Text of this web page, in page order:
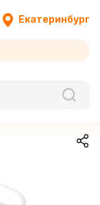
Екатеринбург